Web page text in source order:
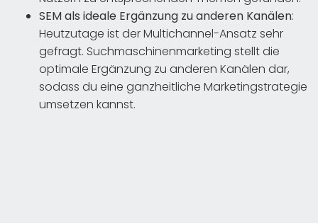
SEM als ideale Ergänzung zu anderen Kanälen:
Heutzutage ist der Multichannel-Ansatz sehr
gefragt. Suchmaschinenmarketing stellt die
optimale Ergänzung zu anderen Kanälen dar,
sodass du eine ganzheitliche Marketingstrategie
umsetzen kannst.